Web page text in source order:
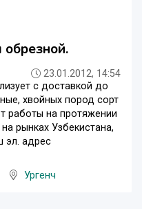
23.01.2012, 14:54
с доставкой до
хвойных пород сорт
работы на протяжении
рынках Узбекистана,
эл. адрес
Ургенч